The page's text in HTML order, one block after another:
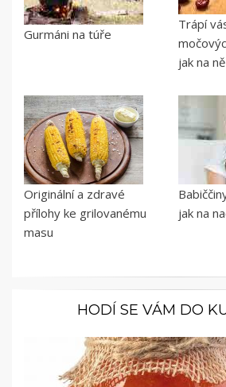
Gurmáni na túře
Trápí
jak na
Originální a zdravé
přílohy ke grilovanému
masu
jak na
HODÍ SE VÁM DO